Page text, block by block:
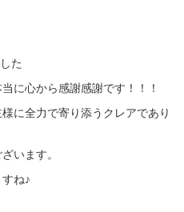
た
に心から感謝感謝です！！！
に全力で寄り添うクレアであり
います。
ね♪